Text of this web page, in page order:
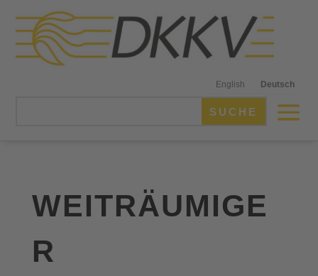
English Deutsch
WEITRÄUMIGE
R